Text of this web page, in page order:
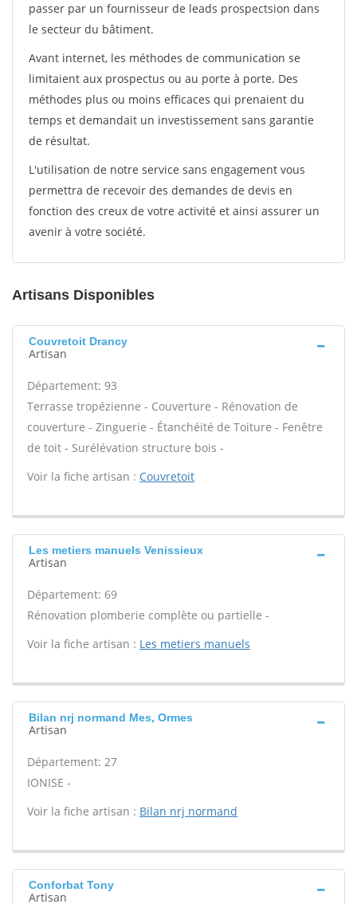
passer par un fournisseur de leads prospectsion dans
le secteur du bâtiment.
Avant internet, les méthodes de communication se
limitaient aux prospectus ou au porte à porte. Des
méthodes plus ou moins efficaces qui prenaient du
temps et demandait un investissement sans garantie
de résultat.
L'utilisation de notre service sans engagement vous
permettra de recevoir des demandes de devis en
fonction des creux de votre activité et ainsi assurer un
avenir à votre société.
Artisans Disponibles
Couvretoit Drancy
Artisan
Département: 93
Terrasse tropézienne - Couverture - Rénovation de
couverture - Zinguerie - Étanchéité de Toiture - Fenêtre
de toit - Surélévation structure bois -
Voir la fiche artisan : Couvretoit
Les metiers manuels Venissieux
Artisan
Département: 69
Rénovation plomberie complète ou partielle -
Voir la fiche artisan : Les metiers manuels
Bilan nrj normand Mes, Ormes
Artisan
Département: 27
IONISE -
Voir la fiche artisan : Bilan nrj normand
Conforbat Tony
Artisan